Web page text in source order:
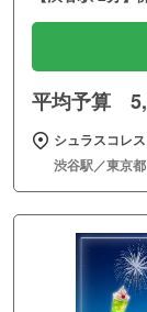
平均予算
シュラスコレ
渋谷駅／東京都